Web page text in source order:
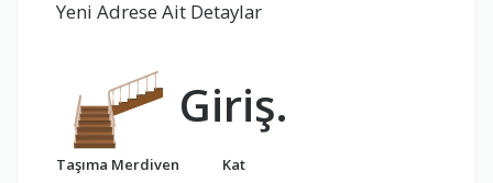
Yeni Adrese Ait Detaylar
Taşıma Merdiven
Giriş.
Kat